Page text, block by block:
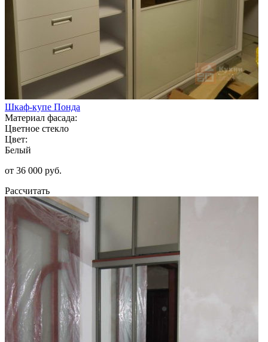
Шкаф-купе Понда
Материал фасада:
Цветное стекло
Цвет:
Белый
от 36 000 руб.
Рассчитать